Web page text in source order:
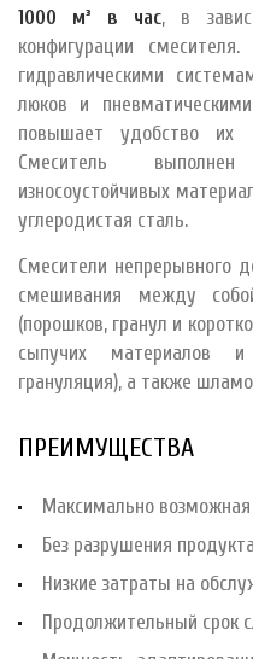
1000 м³ в час, в
конфигурации
гидравлическими
люков и
повышает удобство их
Смеситель
износоустойчивых
углеродистая сталь.
Смесители непрерывного
смешивания между
(порошков, гранул и
сыпучих материалов
грануляция), а также
ПРЕИМУЩЕСТВА
Максимально
Без разрушения
Низкие затраты на
Продолжительный срок